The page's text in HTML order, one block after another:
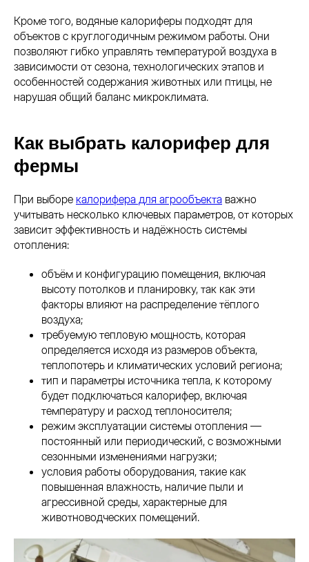
Кроме того, водяные калориферы подходят для
объектов с круглогодичным режимом работы. Они
позволяют гибко управлять температурой воздуха в
зависимости от сезона, технологических этапов и
особенностей содержания животных или птицы, не
нарушая общий баланс микроклимата.
Как выбрать калорифер для
фермы
При выборе калорифера для агрообъекта важно
учитывать несколько ключевых параметров, от которых
зависит эффективность и надёжность системы
отопления:
объём и конфигурацию помещения, включая
высоту потолков и планировку, так как эти
факторы влияют на распределение тёплого
воздуха;
требуемую тепловую мощность, которая
определяется исходя из размеров объекта,
теплопотерь и климатических условий региона;
тип и параметры источника тепла, к которому
будет подключаться калорифер, включая
температуру и расход теплоносителя;
режим эксплуатации системы отопления —
постоянный или периодический, с возможными
сезонными изменениями нагрузки;
условия работы оборудования, такие как
повышенная влажность, наличие пыли и
агрессивной среды, характерные для
животноводческих помещений.